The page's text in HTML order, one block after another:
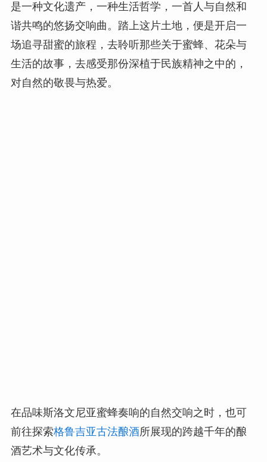
是一种文化遗产，一种生活哲学，一首人与自然和
谐共鸣的悠扬交响曲。踏上这片土地，便是开启一
场追寻甜蜜的旅程，去聆听那些关于蜜蜂、花朵与
生活的故事，去感受那份深植于民族精神之中的，
对自然的敬畏与热爱。
在品味斯洛文尼亚蜜蜂奏响的自然交响之时，也可
前往探索格鲁吉亚古法酿酒所展现的跨越千年的酿
酒艺术与文化传承。